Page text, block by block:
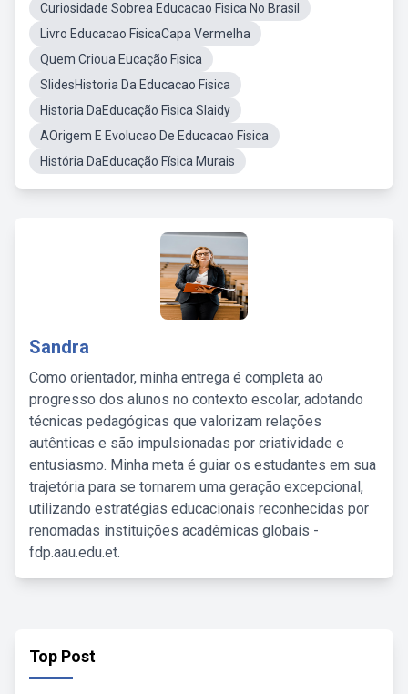
Curiosidade Sobrea Educacao Fisica No Brasil
Livro Educacao FisicaCapa Vermelha
Quem Crioua Eucação Fisica
SlidesHistoria Da Educacao Fisica
Historia DaEducação Fisica Slaidy
AOrigem E Evolucao De Educacao Fisica
História DaEducação Física Murais
Sandra
Como orientador, minha entrega é completa ao
progresso dos alunos no contexto escolar, adotando
técnicas pedagógicas que valorizam relações
autênticas e são impulsionadas por criatividade e
entusiasmo. Minha meta é guiar os estudantes em sua
trajetória para se tornarem uma geração excepcional,
utilizando estratégias educacionais reconhecidas por
renomadas instituições acadêmicas globais -
fdp.aau.edu.et.
Top Post